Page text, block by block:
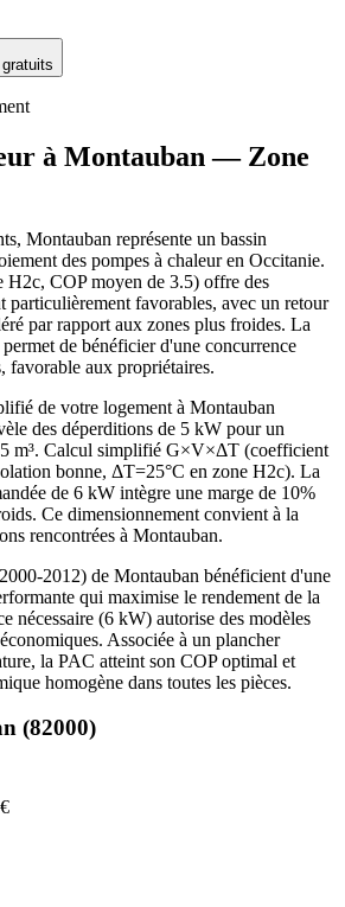
à Montauban — Zone
Montauban représente un bassin
des pompes à chaleur en Occitanie.
H2c, COP moyen de 3.5) offre des
particulièrement favorables, avec un retour
par rapport aux zones plus froides. La
de bénéficier d'une concurrence
favorable aux propriétaires.
de votre logement à Montauban
des déperditions de 5 kW pour un
m³. Calcul simplifié G×V×ΔT (coefficient
bonne, ΔT=25°C en zone H2c). La
de 6 kW intègre une marge de 10%
Ce dimensionnement convient à la
rencontrées à Montauban.
2012) de Montauban bénéficient d'une
qui maximise le rendement de la
nécessaire (6 kW) autorise des modèles
Associée à un plancher
la PAC atteint son COP optimal et
homogène dans toutes les pièces.
(82000)
€